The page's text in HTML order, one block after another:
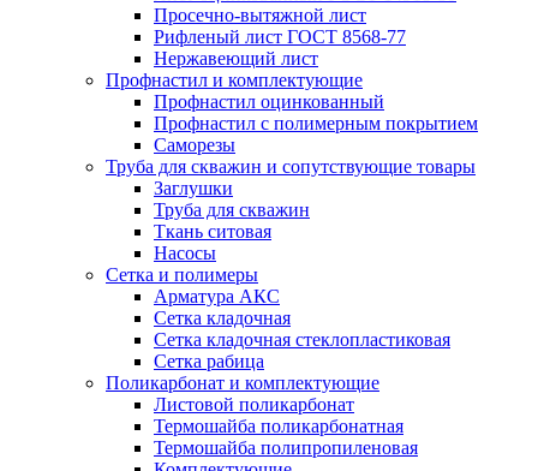
Просечно-вытяжной лист
Рифленый лист ГОСТ 8568-77
Нержавеющий лист
Профнастил и комплектующие
Профнастил оцинкованный
Профнастил с полимерным покрытием
Саморезы
Труба для скважин и сопутствующие товары
Заглушки
Труба для скважин
Ткань ситовая
Насосы
Сетка и полимеры
Арматура АКС
Сетка кладочная
Сетка кладочная стеклопластиковая
Сетка рабица
Поликарбонат и комплектующие
Листовой поликарбонат
Термошайба поликарбонатная
Термошайба полипропиленовая